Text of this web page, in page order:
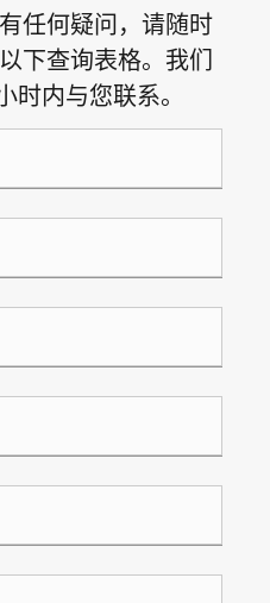
任何疑问，请随时
下查询表格。我们
内与您联系。